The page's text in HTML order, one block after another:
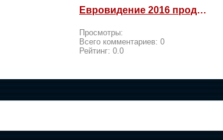
Евровидение 2016 продолжается! Россия возмущается и посылает
Просмотры:
Всего комментариев: 0
Рейтинг: 0.0